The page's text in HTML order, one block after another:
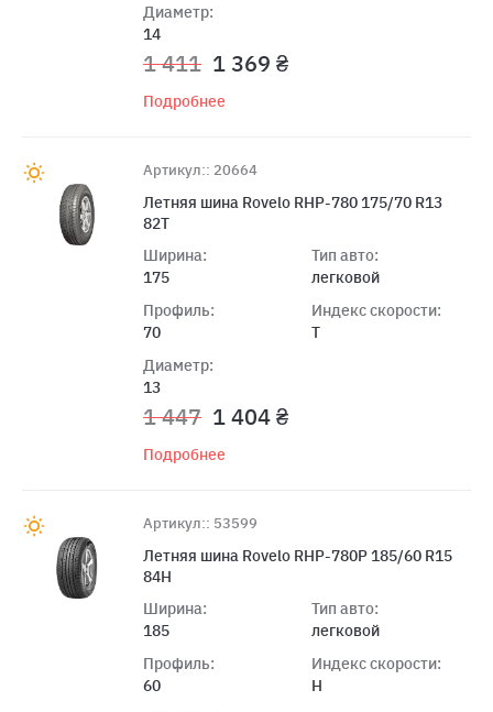
Диаметр:
14
1 411 1 369 ₴
Подробнее
Артикул:: 20664
Летняя шина Rovelo RHP-780 175/70 R13
82T
Ширина:
175
Профиль:
70
Диаметр:
13
Тип авто:
легковой
Индекс скорости:
T
1 447 1 404 ₴
Подробнее
Артикул:: 53599
Летняя шина Rovelo RHP-780P 185/60 R15
84H
Ширина:
185
Профиль:
60
Тип авто:
легковой
Индекс скорости:
H